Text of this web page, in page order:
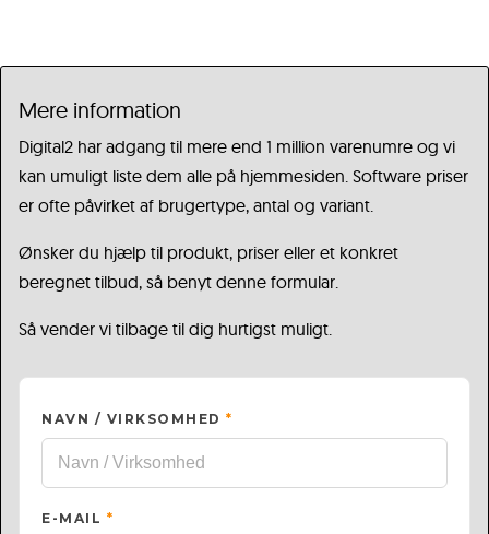
Mere information
Digital2 har adgang til mere end 1 million varenumre og vi
kan umuligt liste dem alle på hjemmesiden. Software priser
er ofte påvirket af brugertype, antal og variant.
Ønsker du hjælp til produkt, priser eller et konkret
beregnet tilbud, så benyt denne formular.
Så vender vi tilbage til dig hurtigst muligt.
NAVN / VIRKSOMHED *
E-MAIL *